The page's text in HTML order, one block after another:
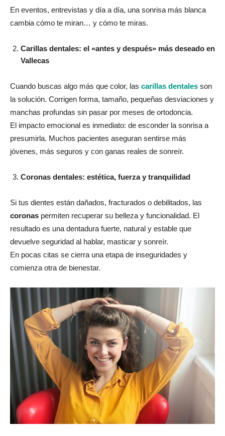
En eventos, entrevistas y día a día, una sonrisa más blanca
cambia cómo te miran… y cómo te miras.
Carillas dentales: el «antes y después» más deseado en
Vallecas
Cuando buscas algo más que color, las carillas dentales son
la solución. Corrigen forma, tamaño, pequeñas desviaciones y
manchas profundas sin pasar por meses de ortodoncia.
El impacto emocional es inmediato: de esconder la sonrisa a
presumirla. Muchos pacientes aseguran sentirse más
jóvenes, más seguros y con ganas reales de sonreír.
Coronas dentales: estética, fuerza y tranquilidad
Si tus dientes están dañados, fracturados o debilitados, las
coronas permiten recuperar su belleza y funcionalidad. El
resultado es una dentadura fuerte, natural y estable que
devuelve seguridad al hablar, masticar y sonreír.
En pocas citas se cierra una etapa de inseguridades y
comienza otra de bienestar.